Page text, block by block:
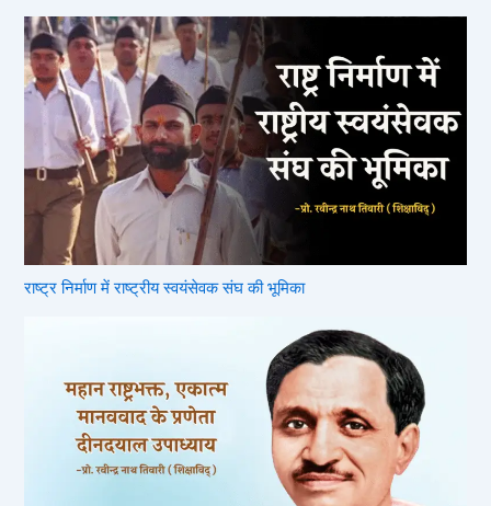
राष्ट्र निर्माण में राष्ट्रीय स्वयंसेवक संघ की भूमिका